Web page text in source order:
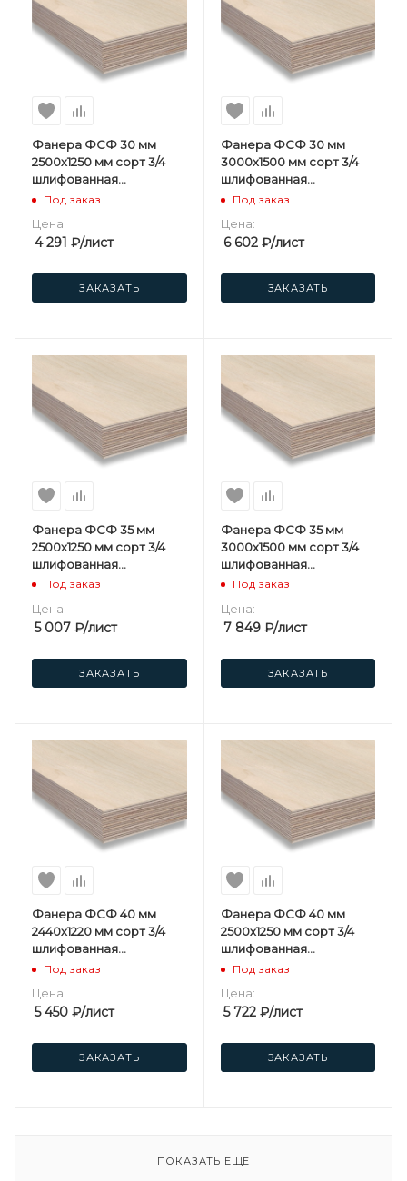
Фанера ФСФ 30 мм
2500х1250 мм сорт 3/4
шлифованная
березовая
Под заказ
Цена:
4 291 ₽/лист
ЗАКАЗАТЬ
Фанера ФСФ 30 мм
3000х1500 мм сорт 3/4
шлифованная
березовая
Под заказ
Цена:
6 602₽/лист
ЗАКАЗАТЬ
Фанера ФСФ 35 мм
2500х1250 мм сорт 3/4
шлифованная
березовая
Под заказ
Цена:
5 007 ₽/лист
ЗАКАЗАТЬ
Фанера ФСФ 35 мм
3000х1500 мм сорт 3/4
шлифованная
березовая
Под заказ
Цена:
7 849₽/лист
ЗАКАЗАТЬ
Фанера ФСФ 40 мм
2440х1220 мм сорт 3/4
шлифованная
березовая
Под заказ
Цена:
5 450 ₽/лист
ЗАКАЗАТЬ
Фанера ФСФ 40 мм
2500х1250 мм сорт 3/4
шлифованная
березовая
Под заказ
Цена:
5 722₽/лист
ЗАКАЗАТЬ
ПОКАЗАТЬ ЕЩЕ